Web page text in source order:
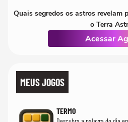
Quais segredos os astros revelam
o Terra
Acessar
MEUS JOGOS
TERMO